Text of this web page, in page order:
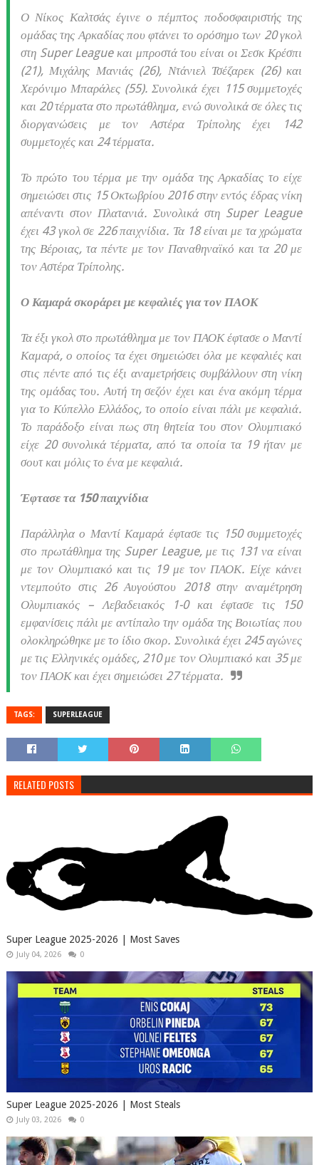
Ο Νίκος Καλτσάς έγινε ο πέμπτος ποδοσφαιριστής της
ομάδας της Αρκαδίας που φτάνει το ορόσημο των 20 γκολ
στη Super League και μπροστά του είναι οι Σεσκ Κρέσπι
(21), Μιχάλης Μανιάς (26), Ντάνιελ Τσέζαρεκ (26) και
Χερόνιμο Μπαράλες (55). Συνολικά έχει 115 συμμετοχές
και 20 τέρματα στο πρωτάθλημα, ενώ συνολικά σε όλες τις
διοργανώσεις με τον Αστέρα Τρίπολης έχει 142
συμμετοχές και 24 τέρματα.
Το πρώτο του τέρμα με την ομάδα της Αρκαδίας το είχε
σημειώσει στις 15 Οκτωβρίου 2016 στην εντός έδρας νίκη
απέναντι στον Πλατανιά. Συνολικά στη Super League
έχει 43 γκολ σε 226 παιχνίδια. Τα 18 είναι με τα χρώματα
της Βέροιας, τα πέντε με τον Παναθηναϊκό και τα 20 με
τον Αστέρα Τρίπολης.
Ο Καμαρά σκοράρει με κεφαλιές για τον ΠΑΟΚ
Τα έξι γκολ στο πρωτάθλημα με τον ΠΑΟΚ έφτασε ο Μαντί
Καμαρά, ο οποίος τα έχει σημειώσει όλα με κεφαλιές και
στις πέντε από τις έξι αναμετρήσεις συμβάλλουν στη νίκη
της ομάδας του. Αυτή τη σεζόν έχει και ένα ακόμη τέρμα
για το Κύπελλο Ελλάδος, το οποίο είναι πάλι με κεφαλιά.
Το παράδοξο είναι πως στη θητεία του στον Ολυμπιακό
είχε 20 συνολικά τέρματα, από τα οποία τα 19 ήταν με
σουτ και μόλις το ένα με κεφαλιά.
Έφτασε τα 150 παιχνίδια
Παράλληλα ο Μαντί Καμαρά έφτασε τις 150 συμμετοχές
στο πρωτάθλημα της Super League, με τις 131 να είναι
με τον Ολυμπιακό και τις 19 με τον ΠΑΟΚ. Είχε κάνει
ντεμπούτο στις 26 Αυγούστου 2018 στην αναμέτρηση
Ολυμπιακός – Λεβαδειακός 1-0 και έφτασε τις 150
εμφανίσεις πάλι με αντίπαλο την ομάδα της Βοιωτίας που
ολοκληρώθηκε με το ίδιο σκορ. Συνολικά έχει 245 αγώνες
με τις Ελληνικές ομάδες, 210 με τον Ολυμπιακό και 35 με
τον ΠΑΟΚ και έχει σημειώσει 27 τέρματα.
TAGS: SUPERLEAGUE
RELATED POSTS
Super League 2025-2026 | Most Saves
July 04, 2026 0
Super League 2025-2026 | Most Steals
July 03, 2026 0